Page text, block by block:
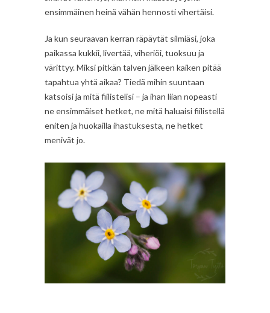
ensimmäinen heinä vähän hennosti vihertäisi.
Ja kun seuraavan kerran räpäytät silmiäsi, joka
paikassa kukkii, livertää, viheriöi, tuoksuu ja
värittyy. Miksi pitkän talven jälkeen kaiken pitää
tapahtua yhtä aikaa? Tiedä mihin suuntaan
katsoisi ja mitä fiilistelisi – ja ihan liian nopeasti
ne ensimmäiset hetket, ne mitä haluaisi fiilistellä
eniten ja huokailla ihastuksesta, ne hetket
menivät jo.